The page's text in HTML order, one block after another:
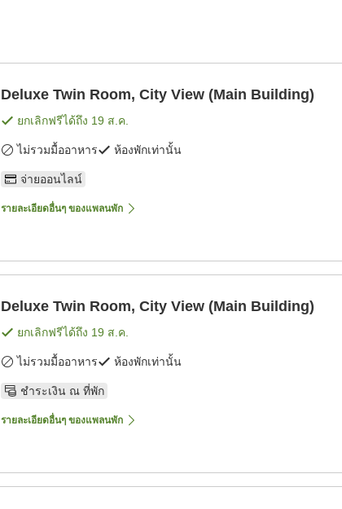
Deluxe Twin Room, City View (Main Building)
ยกเลิกฟรีได้ถึง 19 ส.ค.
ไม่รวมมื้ออาหาร ห้องพักเท่านั้น
จ่ายออนไลน์
รายละเอียดอื่นๆ ของแพลนพัก
Deluxe Twin Room, City View (Main Building)
ยกเลิกฟรีได้ถึง 19 ส.ค.
ไม่รวมมื้ออาหาร ห้องพักเท่านั้น
ชำระเงิน ณ ที่พัก
รายละเอียดอื่นๆ ของแพลนพัก